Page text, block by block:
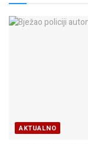
AKTUALNO